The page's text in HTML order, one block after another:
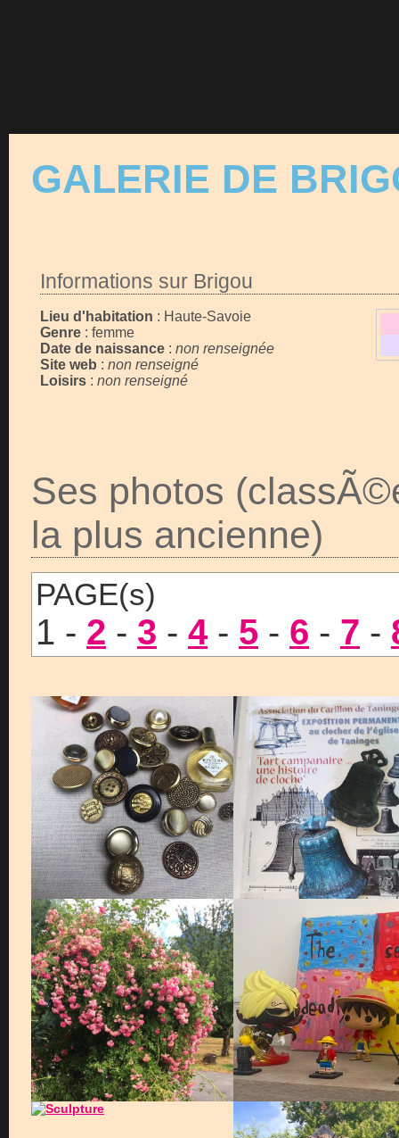
GALERIE DE
Informations sur Brigou
Lieu d'habitation : Haute-Savoie
Genre : femme
Date de naissance : non renseignée
Site web : non renseigné
Loisirs : non renseigné
Ses photos
la plus ancienne)
PAGE(s)
1 - 2 - 3 - 4 - 5 - 6 - 7 -